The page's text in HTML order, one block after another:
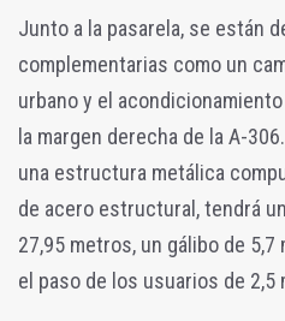
Junto a la pasarela, se están
complementarias como un
urbano y el
la margen derecha de la A-
una estructura metálica
de acero estructural, tendrá
27,95 metros, un gálibo de
el paso de los usuarios de 2,5